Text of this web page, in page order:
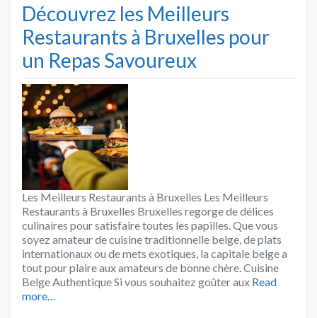
Découvrez les Meilleurs
Restaurants à Bruxelles pour
un Repas Savoureux
Les Meilleurs Restaurants à Bruxelles Les Meilleurs
Restaurants à Bruxelles Bruxelles regorge de délices
culinaires pour satisfaire toutes les papilles. Que vous
soyez amateur de cuisine traditionnelle belge, de plats
internationaux ou de mets exotiques, la capitale belge a
tout pour plaire aux amateurs de bonne chère. Cuisine
Belge Authentique Si vous souhaitez goûter aux Read
more…